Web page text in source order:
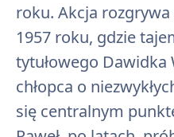
roku. Akcja
1957 roku, gdzie
tytułowego Dawidka
chłopca o
się centralnym